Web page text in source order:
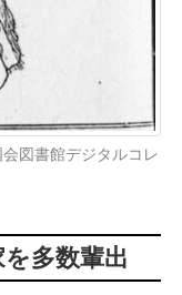
図書館デジタルコレ
を多数輩出